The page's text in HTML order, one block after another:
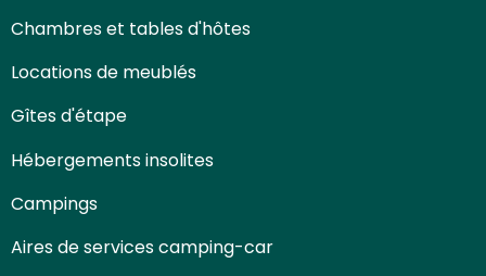
Chambres et tables d'hôtes
Locations de meublés
Gîtes d'étape
Hébergements insolites
Campings
Aires de services camping-car